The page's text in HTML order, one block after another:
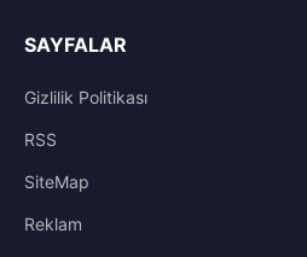
SAYFALAR
Gizlilik Politikası
RSS
SiteMap
Reklam